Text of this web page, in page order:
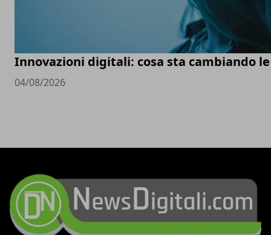
Innovazioni digitali: cosa sta cambiando
04/08/2026